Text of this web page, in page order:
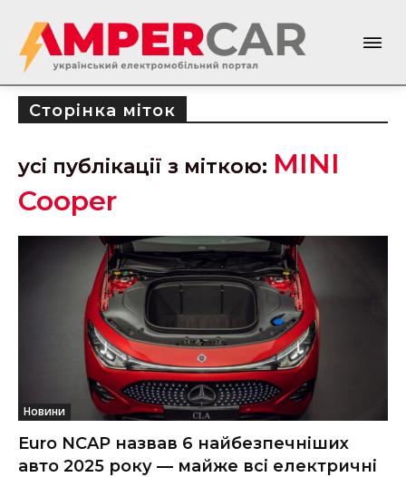
Сторінка міток
усі публікації з міткою: MINI
Cooper
Новини
Euro NCAP назвав 6 найбезпечніших
авто 2025 року — майже всі електричні